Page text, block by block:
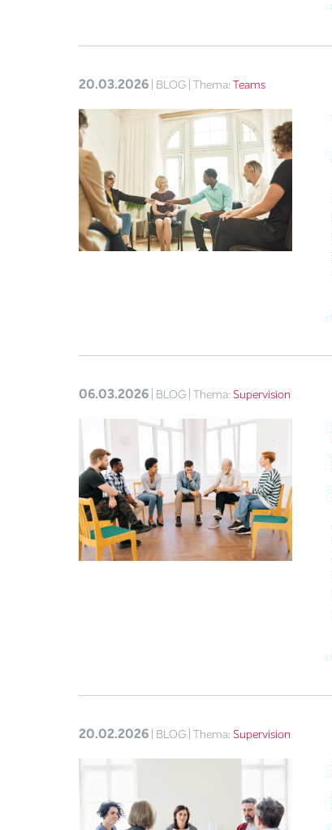
20.03.2026 | BLOG | Thema: Teams
06.03.2026 | BLOG | Thema: Supervision
20.02.2026 | BLOG | Thema: Supervision